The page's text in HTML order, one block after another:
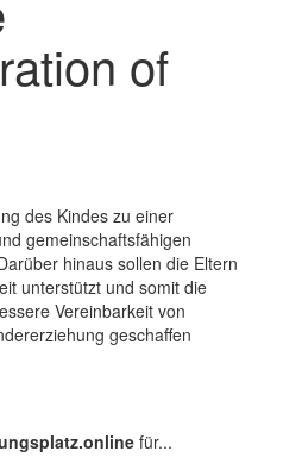
of
des Kindes zu einer
gemeinschaftsfähigen
hinaus sollen die Eltern
unterstützt und somit die
Vereinbarkeit von
geschaffen
für...